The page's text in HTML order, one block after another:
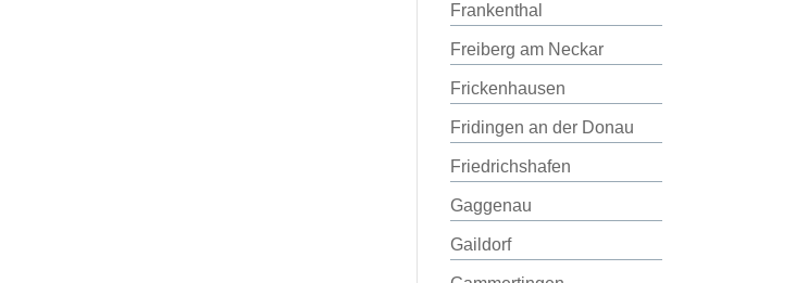
Frankenthal
Freiberg am Neckar
Frickenhausen
Fridingen an der Donau
Friedrichshafen
Gaggenau
Gaildorf